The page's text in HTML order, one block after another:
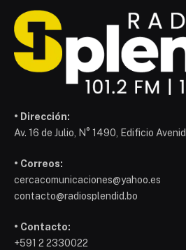
• Dirección:
Av. 16 de Julio, N° 1490, Edificio
• Correos:
cercacomunicaciones@yahoo.es
contacto@radiosplendid.bo
• Contacto:
+591 2 2330022